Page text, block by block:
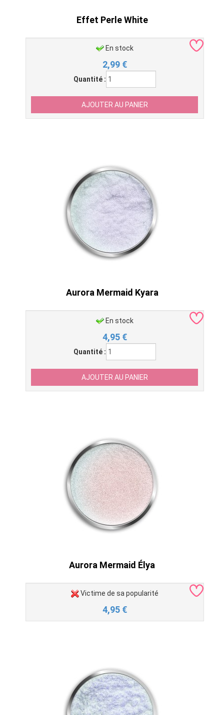
Effet Perle White
En stock
2,99 €
Quantité :
Aurora Mermaid Kyara
En stock
4,95 €
Quantité :
Aurora Mermaid Élya
Victime de sa popularité
4,95 €